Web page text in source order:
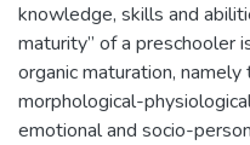
knowledge, skills and
maturity” of a preschooler
organic maturation,
morphological-
emotional and socio-